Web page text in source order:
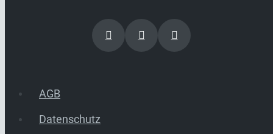
AGB
Datenschutz